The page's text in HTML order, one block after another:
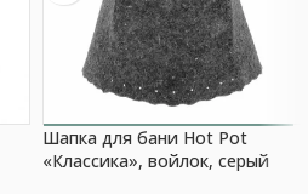
Выбор покупателя
Шапка для бани Hot Pot
«Классика», войлок, серый